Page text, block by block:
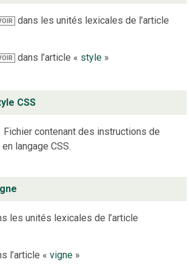
dans les unités lexicales de l’article
dans l’article « style»
CSS
Fichier contenant des instructions de
langage CSS.
les unités lexicales de l’article
l’article «vigne »